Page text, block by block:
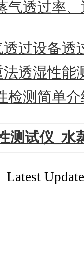
气透过率
过设备透
透湿性能
检测简单介
测试仪_水
Latest